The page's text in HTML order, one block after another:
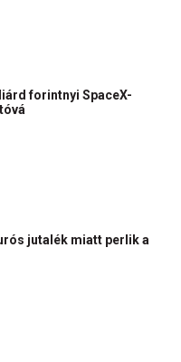
forintnyi SpaceX-
jutalék miatt perlik a